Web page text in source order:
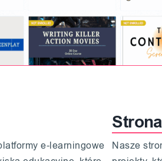
e-learningowe
Nasze